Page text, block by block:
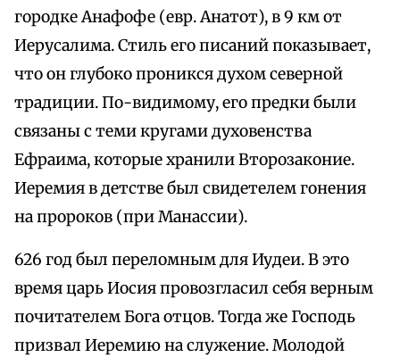
городке Анафофе (евр. Анатот), в 9 км от
Иерусалима. Стиль его писаний показывает,
что он глубоко проникся духом северной
традиции. По-видимому, его предки были
связаны с теми кругами духовенства
Ефраима, которые хранили Второзаконие.
Иеремия в детстве был свидетелем гонения
на пророков (при Манассии).
626 год был переломным для Иудеи. В это
время царь Иосия провозгласил себя верным
почитателем Бога отцов. Тогда же Господь
призвал Иеремию на служение. Молодой